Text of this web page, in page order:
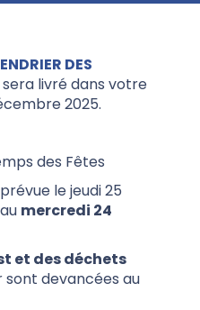
DES
sera livré dans votre
2025.
des Fêtes
prévue le jeudi 25
mercredi 24
et des déchets
sont devancées au